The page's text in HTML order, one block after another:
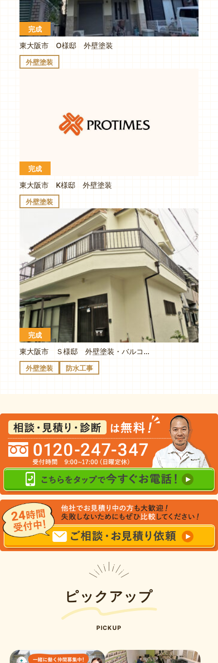
完成
東大阪市 O様邸 外壁塗装
外壁塗装
完成
東大阪市 K様邸 外壁塗装
外壁塗装
完成
東大阪市 Ｓ様邸 外壁塗装・バルコニー防水
外壁塗装 防水工事
ピックアップ
PICKUP